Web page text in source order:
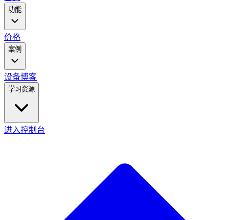
功能
价格
案例
设备博客
学习资源
进入控制台